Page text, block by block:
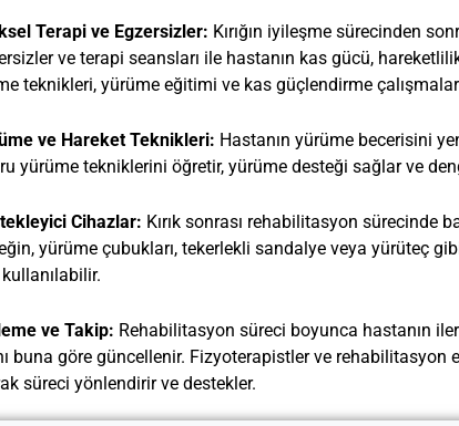
Terapi ve Egzersizler: Kırığın iyileşme sürecinden
ve terapi seansları ile hastanın kas gücü,
teknikleri, yürüme eğitimi ve kas güçlendirme
ve Hareket Teknikleri: Hastanın yürüme becerisini
yürüme tekniklerini öğretir, yürüme desteği sağlar ve
Cihazlar: Kırık sonrası rehabilitasyon sürecinde
yürüme çubukları, tekerlekli sandalye veya yürüteç
ve Takip: Rehabilitasyon süreci boyunca hastanın
buna göre güncellenir. Fizyoterapistler ve rehabilitasyon
süreci yönlendirir ve destekler.